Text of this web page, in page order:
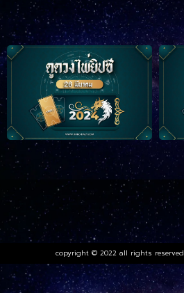
copyright © 2022 all rights reserved